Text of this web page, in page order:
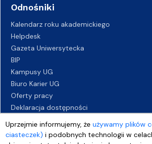
Uprzejmie informujemy, żeużywamy plików
ciasteczek) i podobnych technologii w
Odnośniki
Kalendarz roku akademickiego
Helpdesk
Gazeta Uniwersytecka
BIP
Kampusy UG
Biuro Karier UG
Oferty pracy
Deklaracja dostępności